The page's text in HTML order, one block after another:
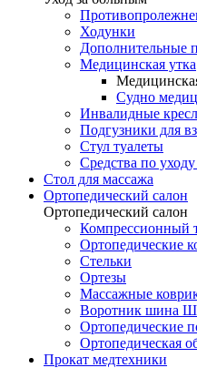
Ходунки
Дополнительные
Медицинская утка
Судно
Инвалидные
Подгузники для
Стул туалеты
Средства по
Cтол для массажа
Ортопедический салон
Ортопедический салон
Компрессионный
Ортопедические
Стельки
Ортезы
Массажные
Воротник шина
Ортопедические
Ортопедическая
Прокат медтехники